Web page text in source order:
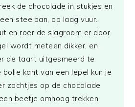
de chocolade in stukjes en
steelpan, op laag vuur.
en roer de slagroom er door
wordt meteen dikker, en
de taart uitgesmeerd te
kant van een lepel kun je
zachtjes op de chocolade
beetje omhoog trekken.